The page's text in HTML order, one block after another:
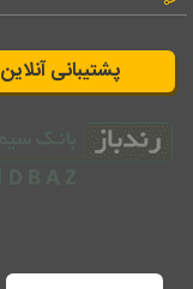
پشتیبانی آنلاین